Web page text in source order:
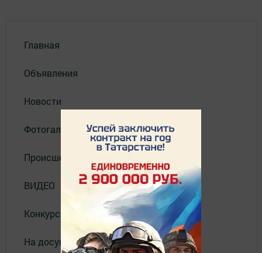
Главная
Объявления
Новости
Фотогалерея
Происшествия
ВИДЕО
Конкурсы
На досуге